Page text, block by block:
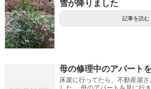
雪が降りました
記事を読む
母の修理中のアパート
床屋に行ってたら、不動産屋